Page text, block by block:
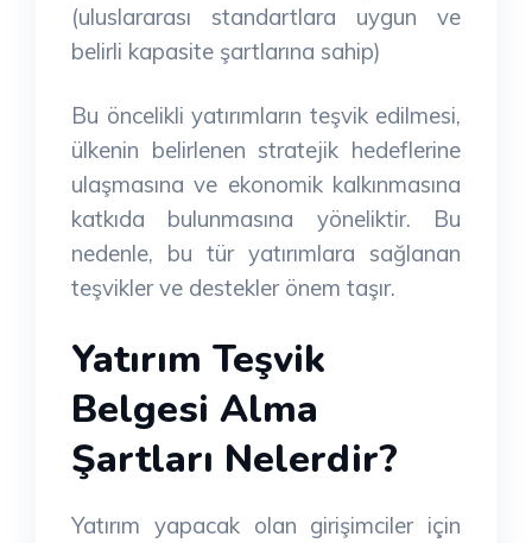
(uluslararası standartlara uygun ve
belirli kapasite şartlarına sahip)
Bu öncelikli yatırımların teşvik edilmesi,
ülkenin belirlenen stratejik hedeflerine
ulaşmasına ve ekonomik kalkınmasına
katkıda bulunmasına yöneliktir. Bu
nedenle, bu tür yatırımlara sağlanan
teşvikler ve destekler önem taşır.
Yatırım Teşvik
Belgesi Alma
Şartları Nelerdir?
Yatırım yapacak olan girişimciler için